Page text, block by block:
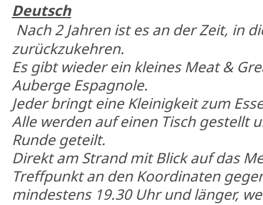
Deutsch
Nach 2 Jahren ist es an der Zeit, in
zurückzukehren.
Es gibt wieder ein kleines Meat &
Auberge Espagnole.
Jeder bringt eine Kleinigkeit zum
Alle werden auf einen Tisch gestellt
Runde geteilt.
Direkt am Strand mit Blick auf das
Treffpunkt an den Koordinaten
mindestens 19.30 Uhr und länger,